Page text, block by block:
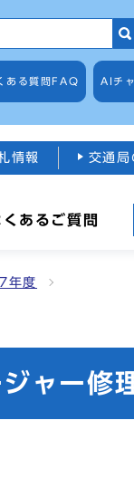
ある質問 FAQ AIチ
情報 交通局
くあるご質問
年度
ャー修